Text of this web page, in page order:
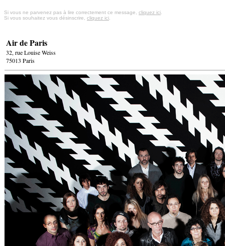
Si vous ne parvenez pas à lire correctement ce message, cliquez ici
Si vous souhaitez vous désinscrire, cliquez ici
Air de Paris
32, rue Louise Weiss
75013 Paris